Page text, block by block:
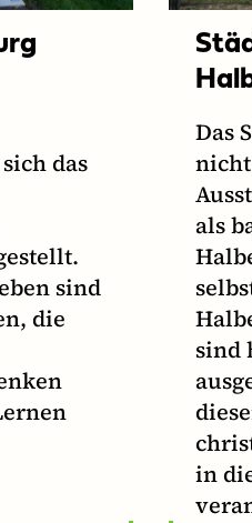
das
sind
die
Das
als
sind
in